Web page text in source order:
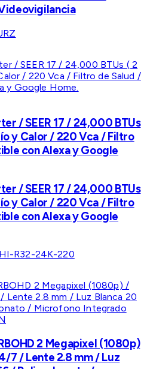
/ SEER 17 / 24,000 BTUs
y Calor / 220 Vca / Filtro
con Alexa y Google
/ SEER 17 / 24,000 BTUs
y Calor / 220 Vca / Filtro
con Alexa y Google
R32-24K-220
2 Megapixel (1080p)
7 / Lente 2.8 mm / Luz